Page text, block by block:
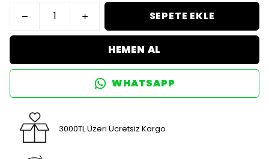
SEPETE EKLE
HEMEN AL
WHATSAPP
3000TL Üzeri Ücretsiz Kargo